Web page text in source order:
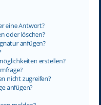
eine Antwort?
oder löschen?
anfügen?
erstellen?
nicht zugreifen?
anfügen?